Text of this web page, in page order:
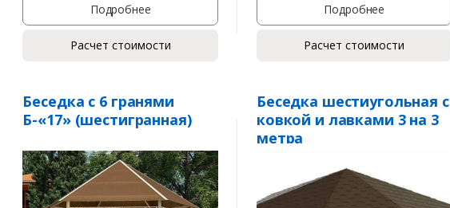
Подробнее
Расчет стоимости
Подробнее
Расчет стоимости
Беседка с 6 гранями
Б-«17» (шестигранная)
Беседка шестиугольная с
ковкой и лавками 3 на 3
метра